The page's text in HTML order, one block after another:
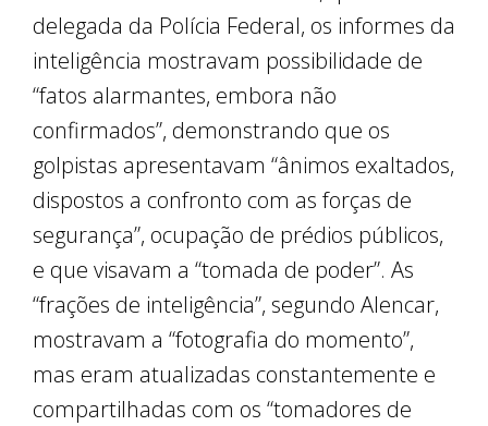
delegada da Polícia Federal, os informes da
inteligência mostravam possibilidade de
“fatos alarmantes, embora não
confirmados”, demonstrando que os
golpistas apresentavam “ânimos exaltados,
dispostos a confronto com as forças de
segurança”, ocupação de prédios públicos,
e que visavam a “tomada de poder”. As
“frações de inteligência”, segundo Alencar,
mostravam a “fotografia do momento”,
mas eram atualizadas constantemente e
compartilhadas com os “tomadores de